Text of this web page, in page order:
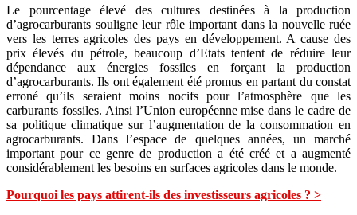
Le pourcentage élevé des cultures destinées à la production
d’agrocarburants souligne leur rôle important dans la nouvelle ruée
vers les terres agricoles des pays en développement. A cause des
prix élevés du pétrole, beaucoup d’Etats tentent de réduire leur
dépendance aux énergies fossiles en forçant la production
d’agrocarburants. Ils ont également été promus en partant du constat
erroné qu’ils seraient moins nocifs pour l’atmosphère que les
carburants fossiles. Ainsi l’Union européenne mise dans le cadre de
sa politique climatique sur l’augmentation de la consommation en
agrocarburants. Dans l’espace de quelques années, un marché
important pour ce genre de production a été créé et a augmenté
considérablement les besoins en surfaces agricoles dans le monde.
Pourquoi les pays attirent-ils des investisseurs agricoles ? >